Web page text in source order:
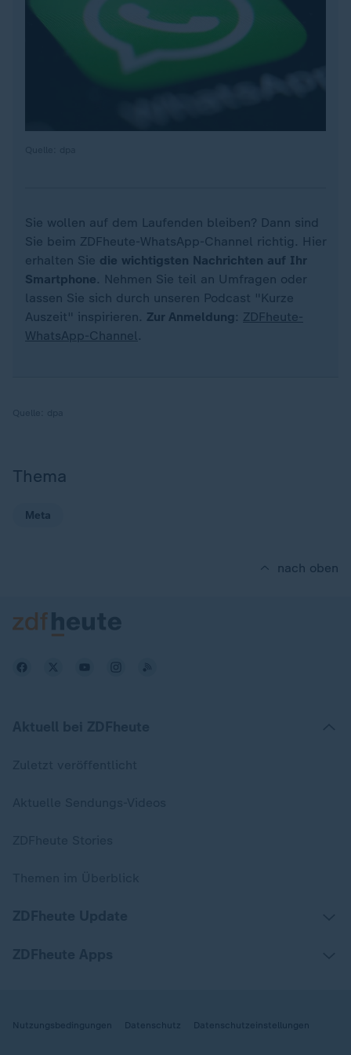
Sie wollen auf dem Laufenden bleiben? Dann sind
Sie beim ZDFheute-WhatsApp-Channel richtig. Hier
erhalten Sie die wichtigsten Nachrichten auf Ihr
Smartphone. Nehmen Sie teil an Umfragen oder
lassen Sie sich durch unseren Podcast "Kurze
Auszeit" inspirieren. Zur Anmeldung : ZDFheute-
WhatsApp-Channel.
Thema
Meta
nach oben
Nutzungsbedingungen Datenschutz Datenschutzeinstellungen